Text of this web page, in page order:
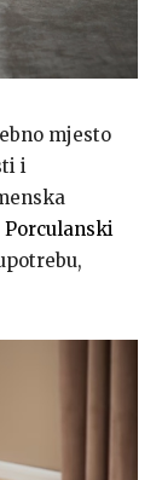
mjesto
i
Porculanski